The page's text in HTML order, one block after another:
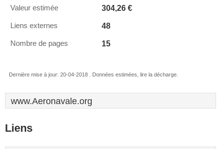
Valeur estimée 304,26 €
Liens externes 48
Nombre de pages 15
Dernière mise à jour: 20-04-2018 . Données estimées, lire la décharge.
www.Aeronavale.org
Liens